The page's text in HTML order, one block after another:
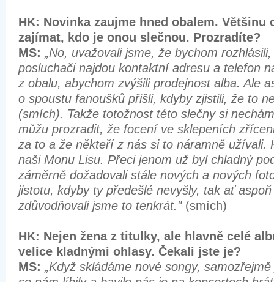
HK: Novinka zaujme hned obalem. Většinu
zajímat, kdo je onou slečnou.
MS: „No, uvažovali jsme, že bychom
posluchači najdou kontaktní adresu a telefon
z obalu, abychom zvýšili prodejnost alba. Ale
o spoustu fanoušků přišli, kdyby zjistili, že to
(smích). Takže totožnost této slečny si
můžu prozradit, že focení ve sklepeních
za to a že někteří z nás si to náramně užívali.
naši Monu Lisu. Přeci jenom už byl chladný
záměrně dožadovali stále nových a nových
jistotu, kdyby ty předešlé nevyšly, tak ať
zdůvodňovali jsme to tenkrát."(smích)
HK: Nejen žena z titulky, ale hlavně celé
velice kladnými ohlasy. Čekali jste je?
MS: „Když skládáme nové songy,